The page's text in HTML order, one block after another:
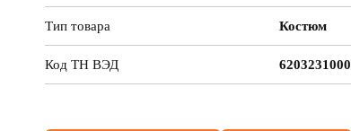
Тип товара Костюм
Код ТН ВЭД 6203231000